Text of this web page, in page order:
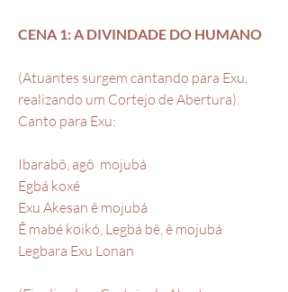
CENA 1: A DIVINDADE DO HUMANO
(Atuantes surgem cantando para Exu,
realizando um Cortejo de Abertura).
Canto para Exu:
Ibarabô, agô mojubá
Egbá koxé
Exu Akesan ê mojubá
Ê mabé koikó, Legbá bê, ê mojubá
Legbara Exu Lonan